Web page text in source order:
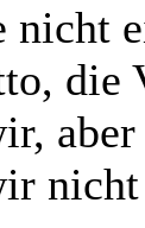
nicht
die